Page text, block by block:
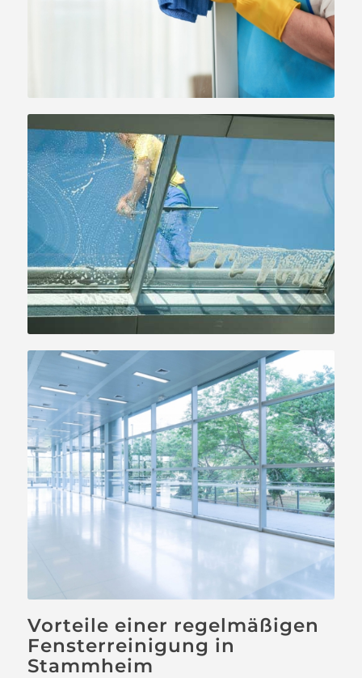
Vorteile einer regelmäßigen
Fensterreinigung in
Stammheim